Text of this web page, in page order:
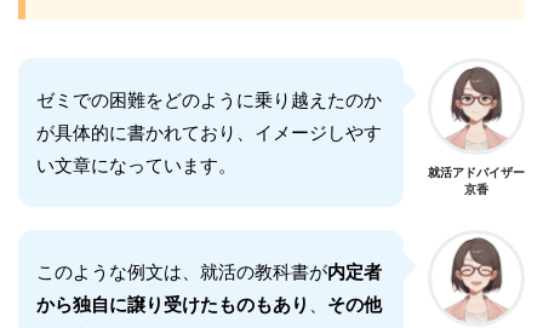
ゼミでの困難をどのように乗り越えたのか
が具体的に書かれており、イメージしやす
い文章になっています。
就活アドバイザー
京香
このような例文は、就活の教科書が内定者
から独自に譲り受けたものもあり
その他